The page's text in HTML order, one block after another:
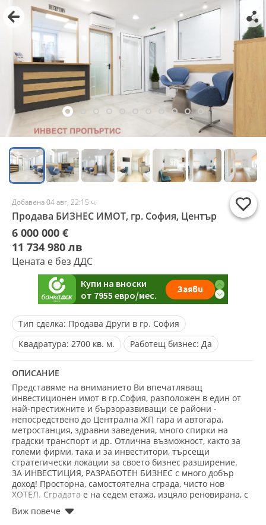
Добавена 04 авг, 22:15 ч.
Продава БИЗНЕС ИМОТ, гр. София, Център
6 000 000 €
11 734 980 лв
Цената е без ДДС
Тип сделка: Продава Други в гр. София
Квадратура: 2700 кв. м. Работещ бизнес: Да
ОПИСАНИЕ
Представяме на вниманието Ви впечатляващ
инвестиционен имот в гр.София, разположен в един от
най-престижните и бързоразвиващи се райони -
непосредствено до Централна ЖП гара и автогара,
метростанция, здравни заведения, много спирки на
градски транспорт и др. Отлична възможност, както за
големи фирми, така и за инвеститори, търсещи
стратегически локации за своето бизнес разширение.
ЗА ИНВЕСТИЦИЯ, РАЗРАБОТЕН БИЗНЕС с много добър
доход! Просторна, самостоятелна сграда, чисто нов
ХОТЕЛ. Сградата е на седем етажа, изцяло реновирана, с
асансьор. Разполага с рецепция, 60 просторни стаи и 29